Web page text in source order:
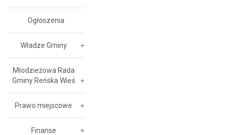
Ogłoszenia
Władze Gminy
Młodzieżowa Rada
Gminy Reńska Wieś
Prawo miejscowe
Finanse